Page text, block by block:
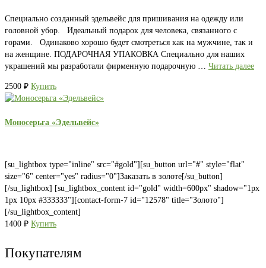
Специально созданный эдельвейс для пришивания на одежду или
головной убор. Идеальный подарок для человека, связанного с
горами. Одинаково хорошо будет смотреться как на мужчине, так и
на женщине. ПОДАРОЧНАЯ УПАКОВКА Специально для наших
украшений мы разработали фирменную подарочную … Читать далее
2500 ₽ Купить
Моносерьга «Эдельвейс»
[su_lightbox type="inline" src="#gold"][su_button url="#" style="flat"
size="6" center="yes" radius="0"]Заказать в золоте[/su_button]
[/su_lightbox] [su_lightbox_content id="gold" width=600px" shadow="1px
1px 10px #333333"][contact-form-7 id="12578" title="Золото"]
[/su_lightbox_content]
1400 ₽ Купить
Покупателям